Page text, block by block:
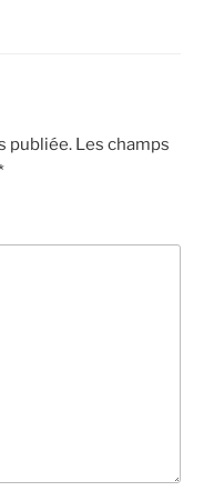
publiée. Les champs